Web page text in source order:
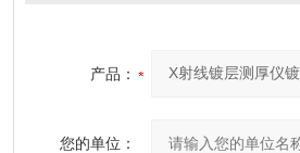
产品：
您的单位：